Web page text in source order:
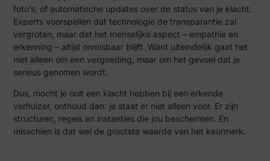
foto’s, of automatische updates over de status van je klacht.
Experts voorspellen dat technologie de transparantie zal
vergroten, maar dat het menselijke aspect – empathie en
erkenning – altijd onmisbaar blijft. Want uiteindelijk gaat het
niet alleen om een vergoeding, maar om het gevoel dat je
serieus genomen wordt.
Dus, mocht je ooit een klacht hebben bij een erkende
verhuizer, onthoud dan: je staat er niet alleen voor. Er zijn
structuren, regels en instanties die jou beschermen. En
misschien is dat wel de grootste waarde van het keurmerk.